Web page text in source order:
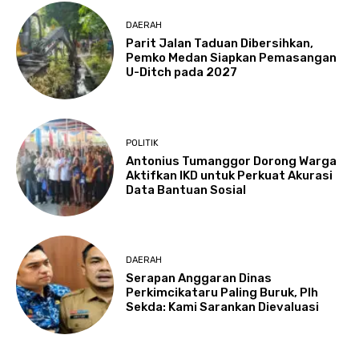
DAERAH
Parit Jalan Taduan Dibersihkan,
Pemko Medan Siapkan Pemasangan
U-Ditch pada 2027
POLITIK
Antonius Tumanggor Dorong Warga
Aktifkan IKD untuk Perkuat Akurasi
Data Bantuan Sosial
DAERAH
Serapan Anggaran Dinas
Perkimcikataru Paling Buruk, Plh
Sekda: Kami Sarankan Dievaluasi